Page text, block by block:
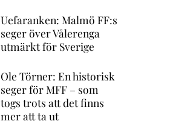
Uefaranken: Malmö FF:s
seger över Vålerenga
utmärkt för Sverige
Ole Törner: En historisk
seger för MFF – som
togs trots att det finns
mer att ta ut